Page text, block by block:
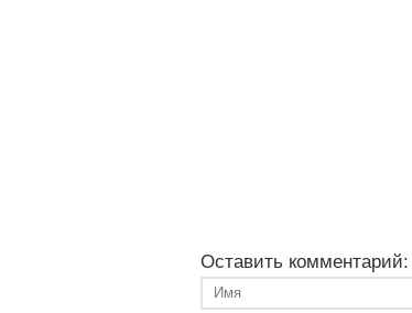
Оставить комментарий: